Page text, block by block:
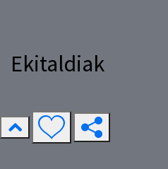
Ekitaldiak